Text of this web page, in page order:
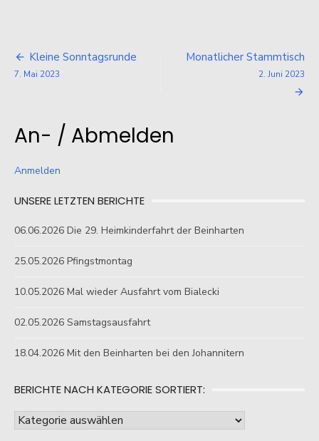
Beitragsnavigation
Kleine Sonntagsrunde
7. Mai 2023
Monatlicher Stammtisch
2. Juni 2023
An- / Abmelden
Anmelden
UNSERE LETZTEN BERICHTE
06.06.2026 Die 29. Heimkinderfahrt der Beinharten
25.05.2026 Pfingstmontag
10.05.2026 Mal wieder Ausfahrt vom Bialecki
02.05.2026 Samstagsausfahrt
18.04.2026 Mit den Beinharten bei den Johannitern
BERICHTE NACH KATEGORIE SORTIERT:
Berichte